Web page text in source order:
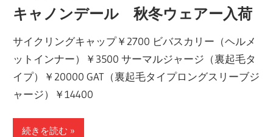
キャノンデール 秋冬ウェアー入荷
サイクリングキャップ￥2700 ビバスカリー（ヘルメ
ットインナー）￥3500 サーマルジャージ（裏起毛タ
イプ）￥20000 GAT（裏起毛タイプロングスリーブジ
ャージ）￥14400
続きを読む